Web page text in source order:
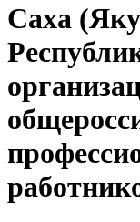
Саха